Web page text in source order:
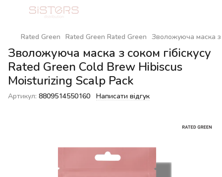
Rated Green Rated Green Rated Green Зволожуюча маска з
Зволожуюча маска з соком гібіскусу
Rated Green Cold Brew Hibiscus
Moisturizing Scalp Pack
Артикул: 8809514550160 Написати відгук